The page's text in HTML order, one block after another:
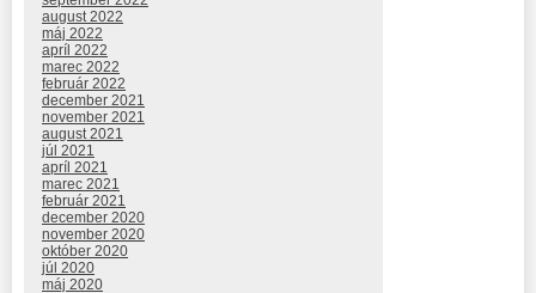
august 2022
máj 2022
apríl 2022
marec 2022
február 2022
december 2021
november 2021
august 2021
júl 2021
apríl 2021
marec 2021
február 2021
december 2020
november 2020
október 2020
júl 2020
máj 2020